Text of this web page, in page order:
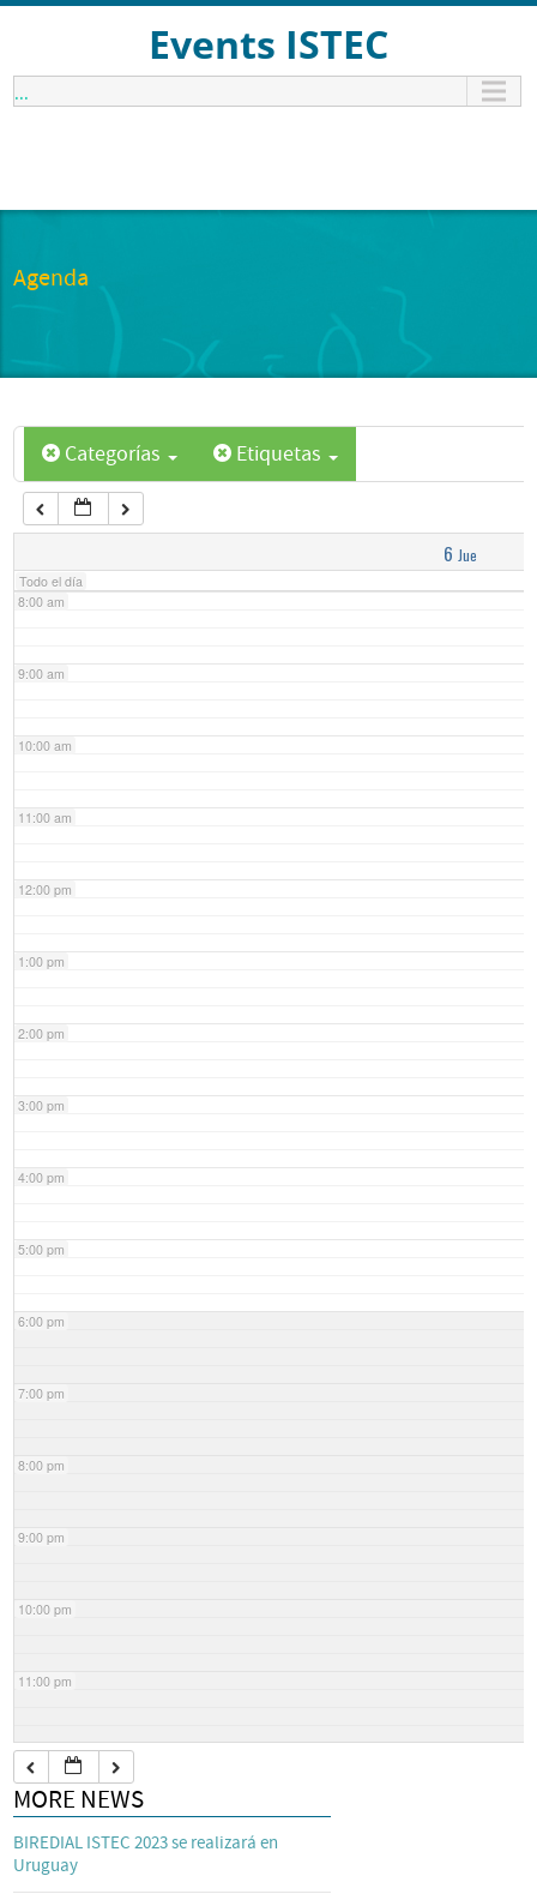
Events ISTEC
...
Agenda
Categorías Etiquetas
6 Jue
Todo el día
1:00 am
6:00 am
7:00 am
8:00 am
9:00 am
10:00 am
11:00 am
12:00 pm
1:00 pm
2:00 pm
3:00 pm
4:00 pm
5:00 pm
6:00 pm
7:00 pm
8:00 pm
9:00 pm
10:00 pm
11:00 pm
MORE NEWS
BIREDIAL ISTEC 2023 se realizará en
Uruguay